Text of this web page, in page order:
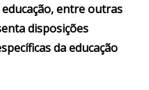
entre outras
disposições
da educação